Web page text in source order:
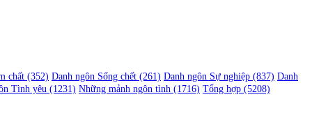
chất (352) Danh ngôn Sống chết (261) Danh ngôn Sự nghiệp (837) Danh
Tình yêu (1231) Những mảnh ngôn tình (1716) Tổng hợp (5208)